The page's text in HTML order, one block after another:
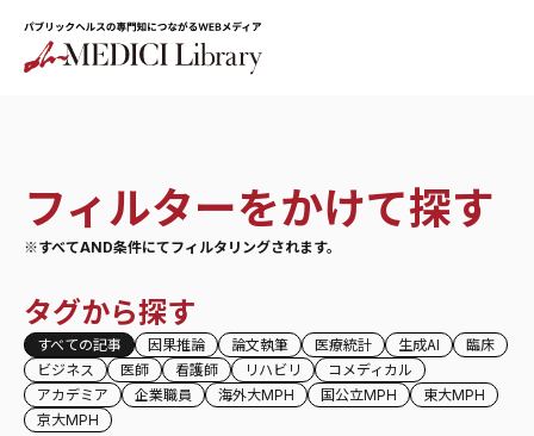
フィルターをかけて探す
※すべてAND条件にてフィルタリングされます。
タグから探す
すべての記事 因果推論 論文執筆 医療統計 生成AI
臨床
ビジネス
医師 看護師 リハビリ
コメディカル
アカデミア
企業職員 海外大MPH 国公立MPH
東大MPH
京大MPH